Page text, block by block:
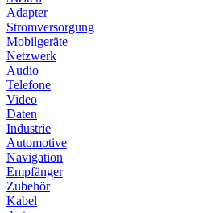
Adapter
Stromversorgung
Mobilgeräte
Netzwerk
Audio
Telefone
Video
Daten
Industrie
Automotive
Navigation
Empfänger
Zubehör
Kabel